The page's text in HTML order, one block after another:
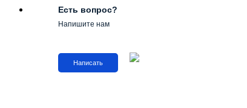
Есть вопрос?
Напишите нам
Написать